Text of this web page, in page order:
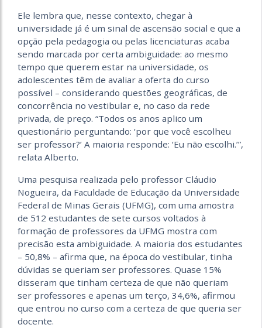
Ele lembra que, nesse contexto, chegar à
universidade já é um sinal de ascensão social e que a
opção pela pedagogia ou pelas licenciaturas acaba
sendo marcada por certa ambiguidade: ao mesmo
tempo que querem estar na universidade, os
adolescentes têm de avaliar a oferta do curso
possível – considerando questões geográficas, de
concorrência no vestibular e, no caso da rede
privada, de preço. “Todos os anos aplico um
questionário perguntando: ‘por que você escolheu
ser professor?’ A maioria responde: ‘Eu não escolhi.’”,
relata Alberto.
Uma pesquisa realizada pelo professor Cláudio
Nogueira, da Faculdade de Educação da Universidade
Federal de Minas Gerais (UFMG), com uma amostra
de 512 estudantes de sete cursos voltados à
formação de professores da UFMG mostra com
precisão esta ambiguidade. A maioria dos estudantes
– 50,8% – afirma que, na época do vestibular, tinha
dúvidas se queriam ser professores. Quase 15%
disseram que tinham certeza de que não queriam
ser professores e apenas um terço, 34,6%, afirmou
que entrou no curso com a certeza de que queria ser
docente.